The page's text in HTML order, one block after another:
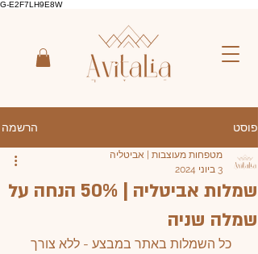
G-E2F7LH9E8W
פוסט הרשמה
שמלות אביטליה | 50% הנחה על
שמלה שניה
מטפחות מעוצבות | אביטליה
3 ביוני 2024
כל השמלות באתר במבצע - ללא צורך